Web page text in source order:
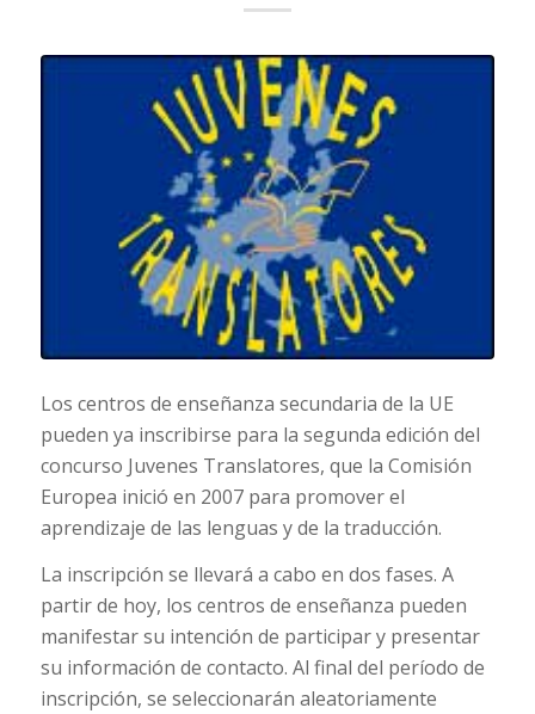
Los centros de enseñanza secundaria de la UE
pueden ya inscribirse para la segunda edición del
concurso Juvenes Translatores, que la Comisión
Europea inició en 2007 para promover el
aprendizaje de las lenguas y de la traducción.
La inscripción se llevará a cabo en dos fases. A
partir de hoy, los centros de enseñanza pueden
manifestar su intención de participar y presentar
su información de contacto. Al final del período de
inscripción, se seleccionarán aleatoriamente